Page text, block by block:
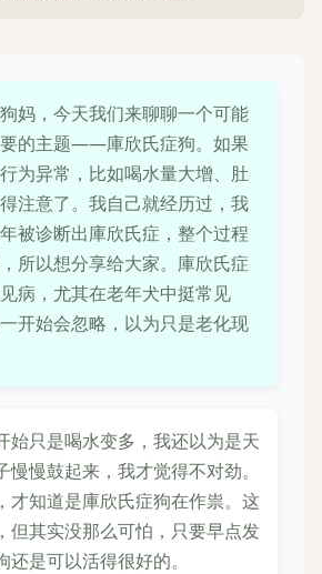
妈，今天我们来聊聊一个可能
的主题——庫欣氏症狗。如果
为异常，比如喝水量大增、肚
注意了。我自己就经历过，我
被诊断出庫欣氏症，整个过程
所以想分享给大家。庫欣氏症
病，尤其在老年犬中挺常见
开始会忽略，以为只是老化现
始只是喝水变多，我还以为是天
慢慢鼓起来，我才觉得不对劲。
才知道是庫欣氏症狗在作祟。这
但其实没那么可怕，只要早点发
是可以活得很好的。